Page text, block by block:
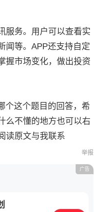
服务。用户可以查看实
闻等。APP还支持自定
握市场变化，做出投资
个这个题目的回答，希
么不懂的地方也可以右
读原文与我联系
举报
广告